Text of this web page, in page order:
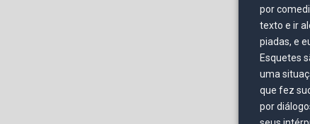
por
texto e ir
piadas, e
Esquetes
uma
que fez
por